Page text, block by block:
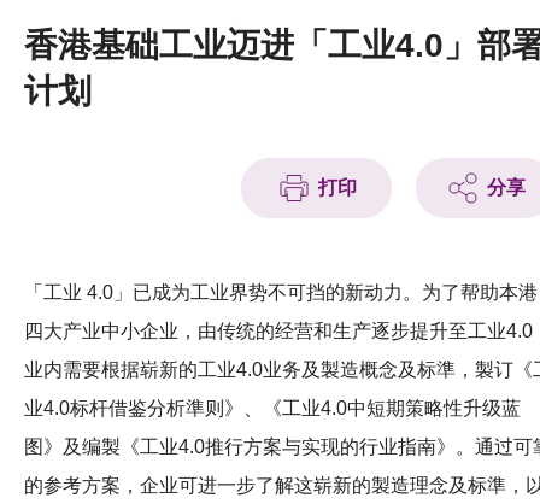
新闻中心
香港基础工业迈进「工业4.0」部
计划
打印 分享
「工业 4.0」已成为工业界势不可挡的新动力。为了帮助本港
四大产业中小企业，由传统的经营和生产逐步提升至工业4.0
业内需要根据崭新的工业4.0业务及製造概念及标準，製订《
业4.0标杆借鉴分析準则》、《工业4.0中短期策略性升级蓝
图》及编製《工业4.0推行方案与实现的行业指南》。通过可
的参考方案，企业可进一步了解这崭新的製造理念及标準，